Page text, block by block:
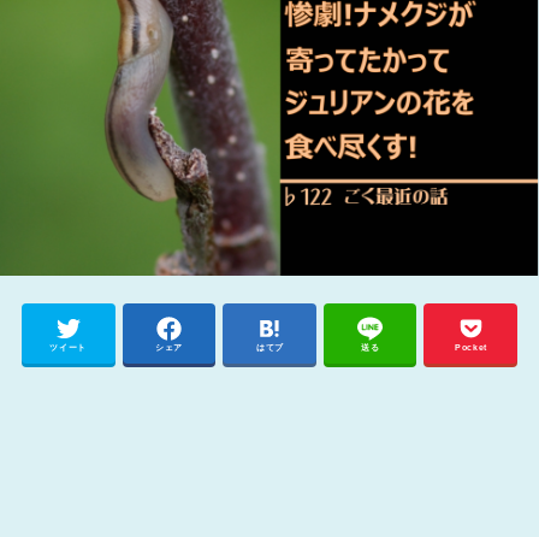
ツイート シェア はてブ 送る Pocket